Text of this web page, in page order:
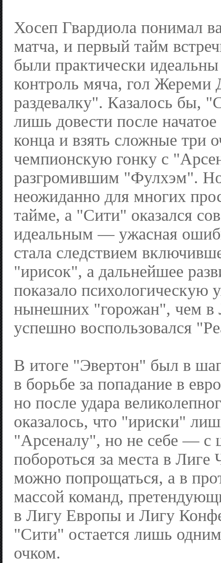
Хосеп Гвардиола понимал
матча, и первый тайм
были практически
контроль мяча, гол Жереми
раздевалку". Казалось бы,
лишь довести после
конца и взять сложные три
чемпионскую гонку с
разгромившим "Фулхэм".
неожиданно для многих
тайме, а "Сити" оказался
идеальным — ужасная
стала следствием
"ирисок", а дальнейшее
показало психологическую
нынешних "горожан", чем в
успешно воспользовался
В итоге "Эвертон" был в
в борьбе за попадание в
но после удара
оказалось, что "ириски"
"Арсеналу", но не себе — с
побороться за места в Лиге
можно попрощаться, а в
массой команд,
в Лигу Европы и Лигу
"Сити" остается лишь
очком.